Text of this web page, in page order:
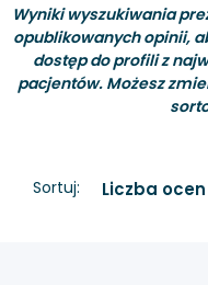
Wyniki wyszukiwania
opublikowanych opinii,
dostęp do profili z
pacjentów. Możesz
Sortuj: